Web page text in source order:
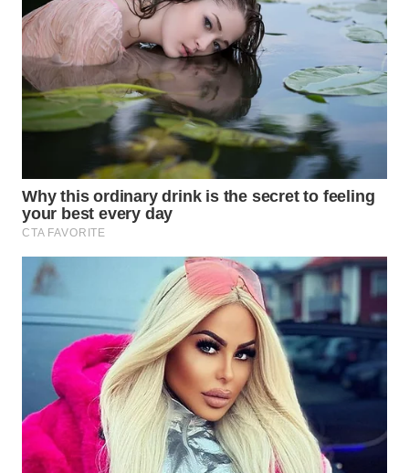
WN
BOGOR
WN
DEPOK
TAPANULI
UTARA
WN
SAMOSIR
WN
PADANG
LAWAS
WN
SUMEDANG